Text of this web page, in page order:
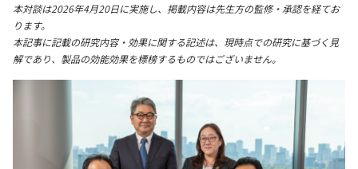
本対談は2026年4月20日に実施し、掲載内容は先生方の監修・承認を経てお
ります。
本記事に記載の研究内容・効果に関する記述は、現時点での研究に基づく見
解であり、製品の効能効果を標榜するものではございません。